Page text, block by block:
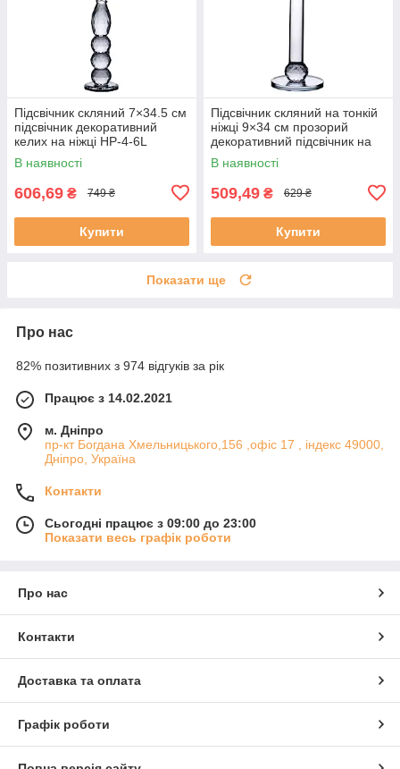
Підсвічник скляний 7×34.5 см
підсвічник декоративний
келих на ніжці HP-4-6L
В наявності
606,69 ₴ 749 ₴
Купити
Підсвічник скляний на тонкій
ніжці 9×34 см прозорий
декоративний підсвічник на
стіл HP-4-8M
В наявності
509,49 ₴ 629 ₴
Купити
Показати ще
Про нас
82% позитивних з 974 відгуків за рік
Працює з 14.02.2021
м. Дніпро
пр-кт Богдана Хмельницького,156 ,офіс 17 , індекс 49000,
Дніпро, Україна
Контакти
Сьогодні працює з 09:00 до 23:00
Показати весь графік роботи
Про нас
Контакти
Доставка та оплата
Графік роботи